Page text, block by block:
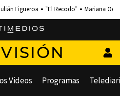
Figueroa "El Recodo" Mariana
Videos Programas